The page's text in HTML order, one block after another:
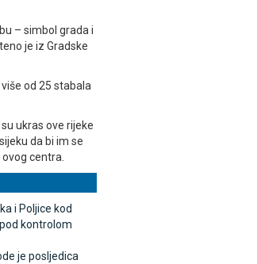
– simbol grada i
je iz Gradske
od 25 stabala
ukras ove rijeke
da bi im se
centra.
i Poljice kod
kontrolom
je posljedica